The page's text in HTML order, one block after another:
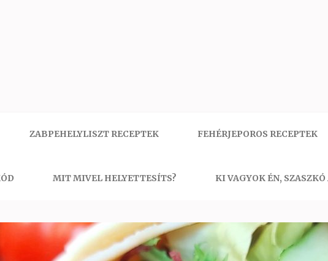
ZABPEHELYLISZT RECEPTEK FEHÉRJEPOROS RECEPTEK
MIT MIVEL HELYETTESÍTS? KI VAGYOK ÉN,